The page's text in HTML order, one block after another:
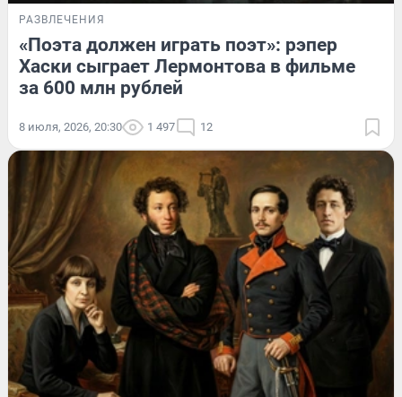
РАЗВЛЕЧЕНИЯ
«Поэта должен играть поэт»: рэпер
Хаски сыграет Лермонтова в фильме
за 600 млн рублей
8 июля, 2026, 20:30 1 497 12